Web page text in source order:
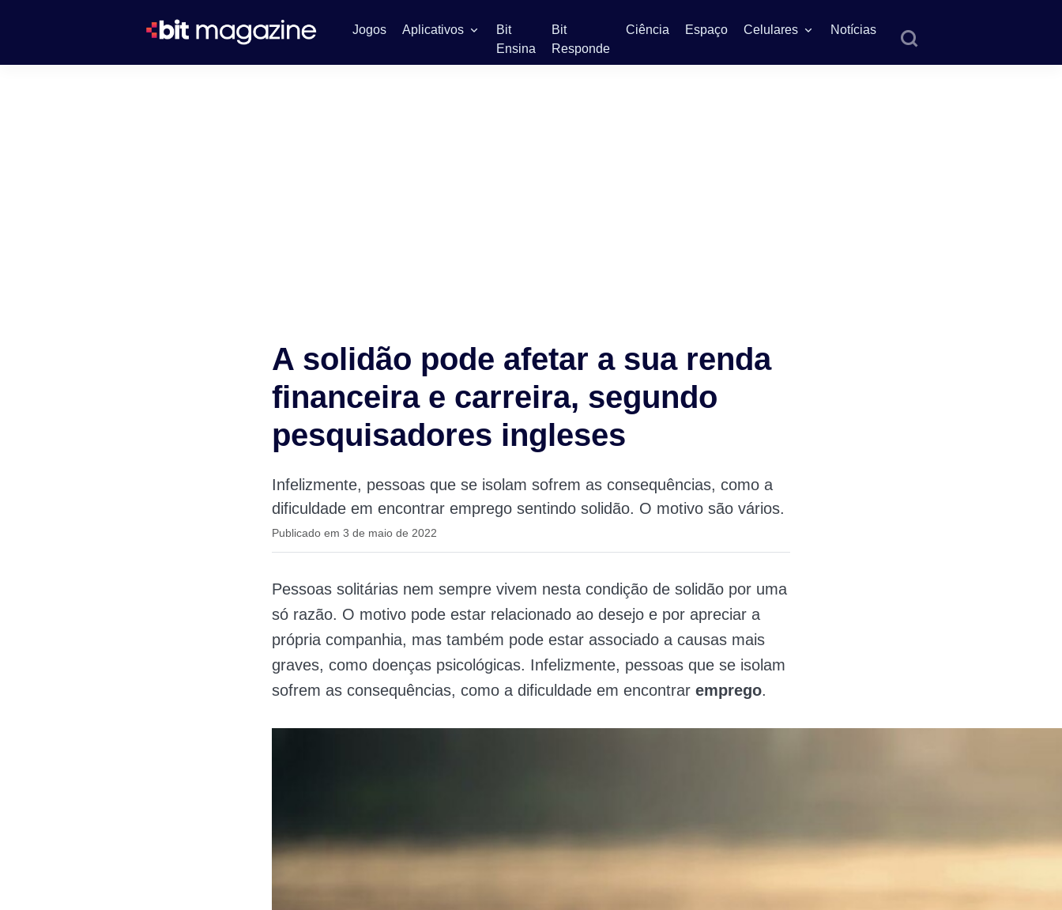
Jogos Aplicativos
Bit
Ensina
Bit
Responde
Ciência Espaço Celulares Notícias
A solidão pode afetar a sua renda
financeira e carreira, segundo
pesquisadores ingleses
Infelizmente, pessoas que se isolam sofrem as consequências, como a
dificuldade em encontrar emprego sentindo solidão. O motivo são vários.
Publicado em 3 de maio de 2022
Pessoas solitárias nem sempre vivem nesta condição de solidão por uma
só razão. O motivo pode estar relacionado ao desejo e por apreciar a
própria companhia, mas também pode estar associado a causas mais
graves, como doenças psicológicas. Infelizmente, pessoas que se isolam
sofrem as consequências, como a dificuldade em encontrar emprego.